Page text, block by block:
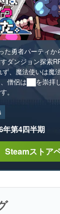
た勇者パーティ
ダンジョン探索
、魔法使いは魔
僧侶は██を崇拝
。
年第4四半期
Steamストア